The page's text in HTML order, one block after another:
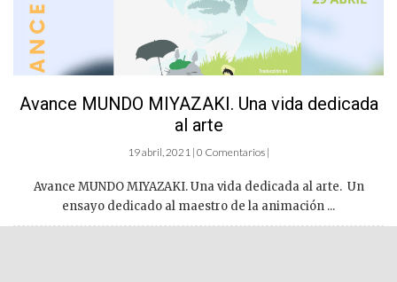
Avance MUNDO MIYAZAKI. Una vida dedicada
al arte
19 abril, 2021 | 0 Comentarios |
Avance MUNDO MIYAZAKI. Una vida dedicada al arte. Un
ensayo dedicado al maestro de la animación ...